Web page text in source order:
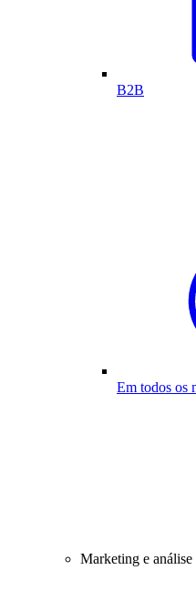
B2B
Em todos os
Marketing e análise